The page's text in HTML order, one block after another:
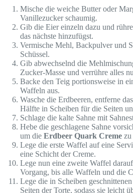
Mische die weiche Butter oder
Vanillezucker schaumig.
Gib die Eier einzeln dazu und
das nächste hinzufügst.
Vermische Mehl, Backpulver und
Schüssel.
Gib abwechselnd die
Zucker-Masse und verrühre alles
Backe den Teig portionsweise in
Waffeln aus.
Wasche die Erdbeeren, entferne
Hälfte in Scheiben für die Seiten
Schlage die kalte Sahne mit
Hebe die geschlagene Sahne
um die Erdbeer Quark Creme zu
Lege die erste Waffel auf eine
eine Schicht der Creme.
Lege nun eine zweite Waffel
Vorgang, bis alle Waffeln und die
Lege die in Scheiben
Seiten der Torte, sodass sie leicht